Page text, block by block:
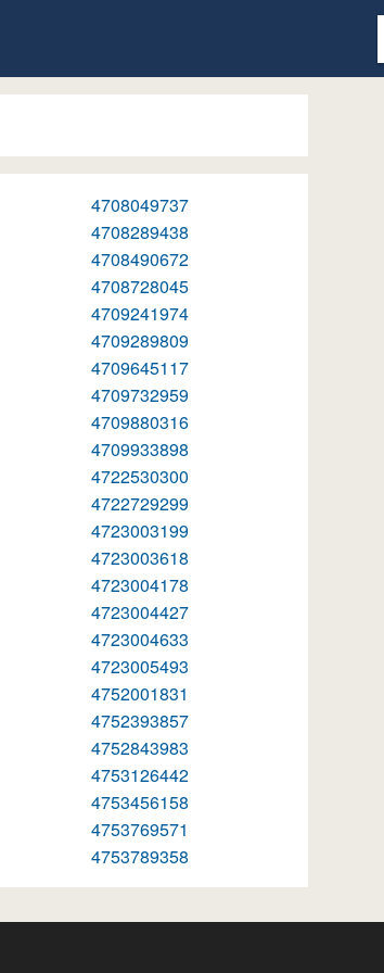
4708049737
4708289438
4708490672
4708728045
4709241974
4709289809
4709645117
4709732959
4709880316
4709933898
4722530300
4722729299
4723003199
4723003618
4723004178
4723004427
4723004633
4723005493
4752001831
4752393857
4752843983
4753126442
4753456158
4753769571
4753789358